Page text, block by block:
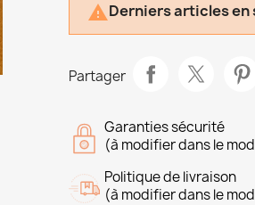
Derniers articles en
Partager
Garanties sécurité
(à modifier dans le
Politique de livraison
(à modifier dans le